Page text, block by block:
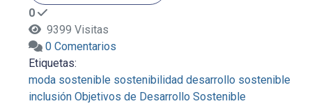
0
9399 Visitas
0 Comentarios
Etiquetas:
moda sostenible sostenibilidad desarrollo sostenible
inclusión Objetivos de Desarrollo Sostenible